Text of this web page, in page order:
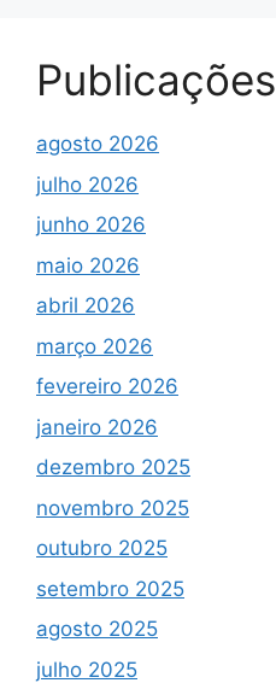
Publicações
agosto 2026
julho 2026
junho 2026
maio 2026
abril 2026
março 2026
fevereiro 2026
janeiro 2026
dezembro 2025
novembro 2025
outubro 2025
setembro 2025
agosto 2025
julho 2025